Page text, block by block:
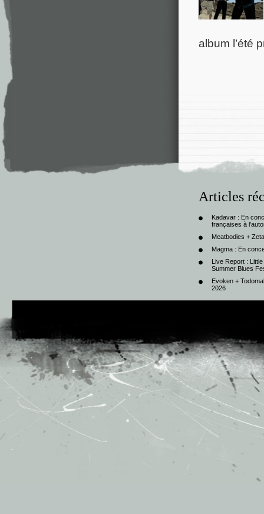
album l’été
Articles
Kadavar : En
françaises à
Meatbodies +
Magma : En
Live Report :
Summer Blues
Evoken +
2026